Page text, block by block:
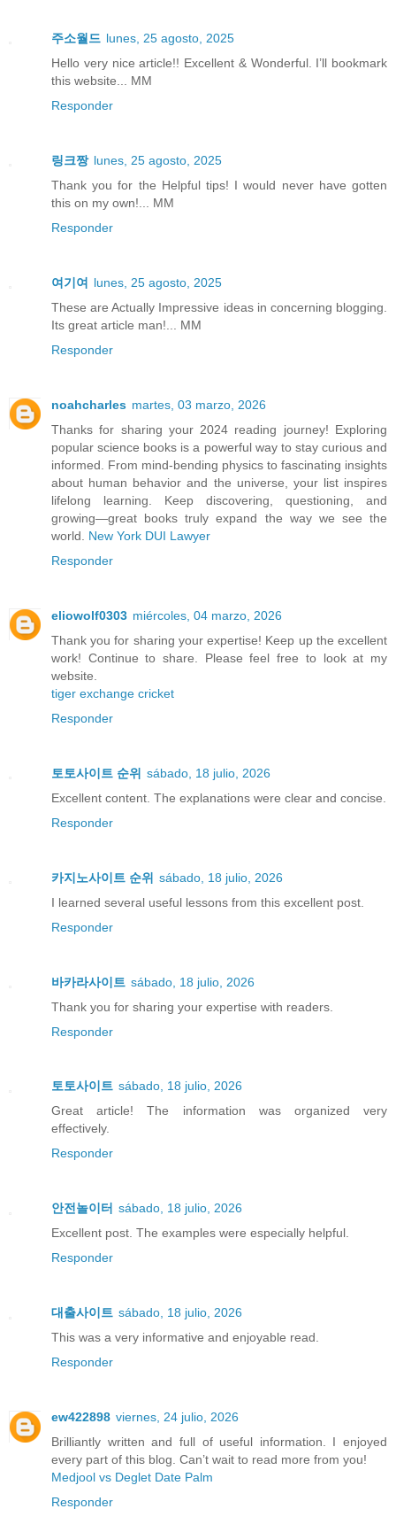
주소월드 lunes, 25 agosto, 2025
Hello very nice article!! Excellent & Wonderful. I’ll bookmark
this website... MM
Responder
링크짱 lunes, 25 agosto, 2025
Thank you for the Helpful tips! I would never have gotten
this on my own!... MM
Responder
여기여 lunes, 25 agosto, 2025
These are Actually Impressive ideas in concerning blogging.
Its great article man!... MM
Responder
noahcharles martes, 03 marzo, 2026
Thanks for sharing your 2024 reading journey! Exploring
popular science books is a powerful way to stay curious and
informed. From mind-bending physics to fascinating insights
about human behavior and the universe, your list inspires
lifelong learning. Keep discovering, questioning, and
growing—great books truly expand the way we see the
world. New York DUI Lawyer
Responder
eliowolf0303 miércoles, 04 marzo, 2026
Thank you for sharing your expertise! Keep up the excellent
work! Continue to share. Please feel free to look at my
website.
tiger exchange cricket
Responder
토토사이트 순위 sábado, 18 julio, 2026
Excellent content. The explanations were clear and concise.
Responder
카지노사이트 순위 sábado, 18 julio, 2026
I learned several useful lessons from this excellent post.
Responder
바카라사이트 sábado, 18 julio, 2026
Thank you for sharing your expertise with readers.
Responder
토토사이트 sábado, 18 julio, 2026
Great article! The information was organized very
effectively.
Responder
안전놀이터 sábado, 18 julio, 2026
Excellent post. The examples were especially helpful.
Responder
대출사이트 sábado, 18 julio, 2026
This was a very informative and enjoyable read.
Responder
ew422898 viernes, 24 julio, 2026
Brilliantly written and full of useful information. I enjoyed
every part of this blog. Can’t wait to read more from you!
Medjool vs Deglet Date Palm
Responder